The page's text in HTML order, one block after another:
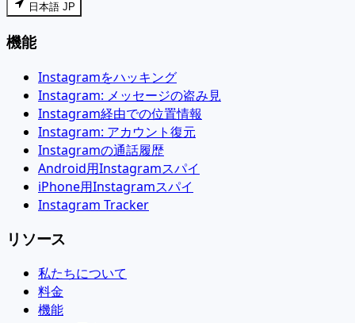
日本語 JP
機能
Instagramをハッキング
Instagram: メッセージの盗み見
Instagram経由での位置情報
Instagram: アカウント復元
Instagramの通話履歴
Android用Instagramスパイ
iPhone用Instagramスパイ
Instagram Tracker
リソース
私たちについて
料金
機能